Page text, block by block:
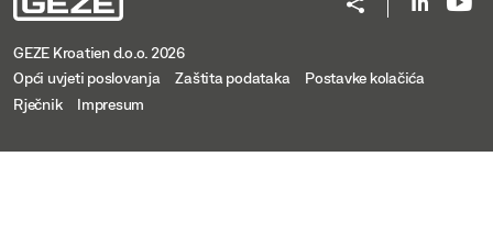
GEZE Kroatien d.o.o. 2026
Opći uvjeti poslovanja
Zaštita podataka
Postavke kolačića
Rječnik
Impresum